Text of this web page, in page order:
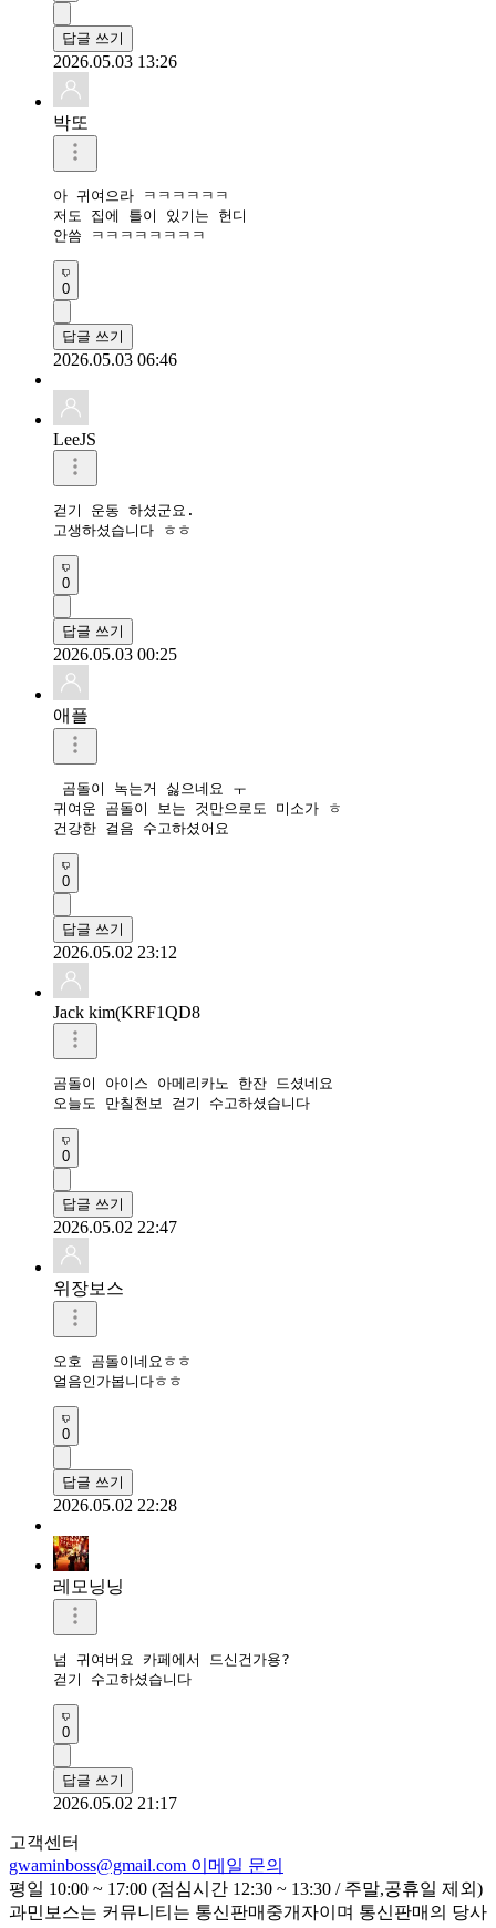
답글 쓰기
2026.05.03 13:26
박또
아 귀여으라 ㅋㅋㅋㅋㅋㅋ
저도 집에 틀이 있기는 헌디
안씀 ㅋㅋㅋㅋㅋㅋㅋㅋ
0
답글 쓰기
2026.05.03 06:46
LeeJS
걷기 운동 하셨군요.
고생하셨습니다 ㅎㅎ
0
답글 쓰기
2026.05.03 00:25
애플
곰돌이 녹는거 싫으네요 ㅜ
귀여운 곰돌이 보는 것만으로도 미소가 ㅎ
0
답글 쓰기
2026.05.02 23:12
Jack kim(KRF1QD8
곰돌이 아이스 아메리카노 한잔 드셨네요
오늘도 만칠천보 걷기 수고하셨습니다
0
답글 쓰기
2026.05.02 22:47
위장보스
오호 곰돌이네요ㅎㅎ
얼음인가봅니다ㅎㅎ
0
답글 쓰기
2026.05.02 22:28
레모닝닝
넘 귀여버요 카페에서 드신건가용?
걷기 수고하셨습니다
0
답글 쓰기
2026.05.02 21:17
고객센터
gwaminboss@gmail.com 이메일 문의
평일 10:00 ~ 17:00 (점심시간 12:30 ~ 13:30 / 주말,공휴일 제외)
과민보스는 커뮤니티는 통신판매중개자이며 통신판매의 당사